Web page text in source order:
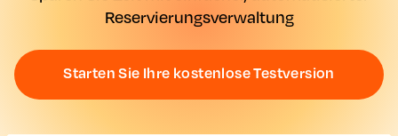
Reservierungsverwaltung
Starten Sie Ihre kostenlose Testversion